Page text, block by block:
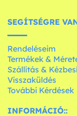
SEGÍTSÉGRE
Rendeléseim
Termékek &
Szállítás &
Visszaküldés
További Kérdések
INFORMÁCIÓ::